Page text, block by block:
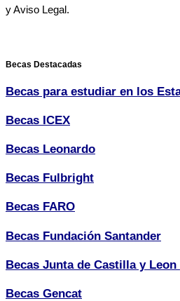
y Aviso Legal.
Becas Destacadas
Becas para estudiar en los
Becas ICEX
Becas Leonardo
Becas Fulbright
Becas FARO
Becas Fundación Santander
Becas Junta de Castilla y Leon
Becas Gencat